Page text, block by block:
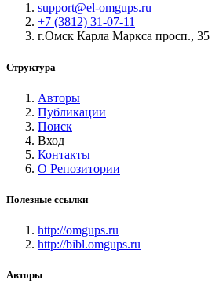
support@el-omgups.ru
+7 (3812) 31-07-11
г.Омск Карла Маркса просп., 35
Структура
Авторы
Публикации
Поиск
Вход
Контакты
О Репозитории
Полезные ссылки
http://omgups.ru
http://bibl.omgups.ru
Авторы